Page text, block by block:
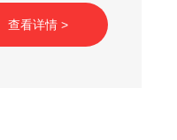
查看详情 >